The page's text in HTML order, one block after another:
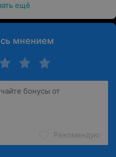
ещё
мнением
Рекомендую